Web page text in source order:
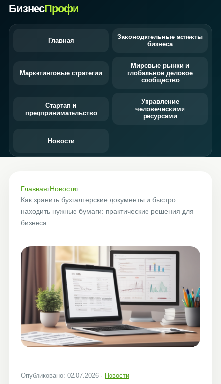
БизнесПрофи
Главная
Законодательные аспекты
бизнеса
Маркетинговые стратегии
Мировые рынки и
глобальное деловое
сообщество
Стартап и
предпринимательство
Управление
человеческими
ресурсами
Новости
Главная›Новости›
Как хранить бухгалтерские документы и быстро
находить нужные бумаги: практические решения для
бизнеса
Опубликовано: 02.07.2026 · Новости